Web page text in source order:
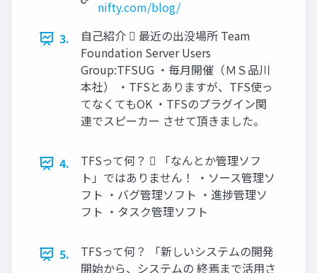
nifty.com/blog/
3.
自己紹介  最近の出没場所 Team
Foundation Server Users
Group:TFSUG ・毎月開催（ＭＳ品川
本社） ・TFSとありますが、TFS使っ
てなくてもOK ・TFSのプラグイン関
連でスピーカー させて頂きました。
4.
TFSって何？  「なんとか管理ソフ
ト」ではありません！ ・ソース管理ソ
フト ・バグ管理ソフト ・進捗管理ソ
フト ・タスク管理ソフト
5.
TFSって何？ 「新しいシステムの開発
開始から、システムの 終焉まで活用さ